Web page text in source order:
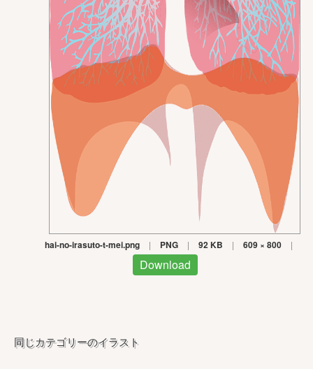
hai-no-irasuto-t-mei.png | PNG | 92 KB | 609 × 800 |
Download
同じカテゴリーのイラスト